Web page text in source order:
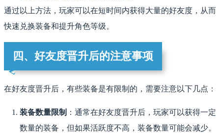
通过以上方法，玩家可以在短时间内获得大量的好友度，从而
快速兑换装备和提升角色等级。
四、好友度晋升后的注意事项
在好友度晋升后，有些装备是有限制的，需要注意以下几点：
装备数量限制 ：通常在好友度晋升后，玩家可以获得一定
数量的装备，但如果活跃度不高，装备数量可能会减少。